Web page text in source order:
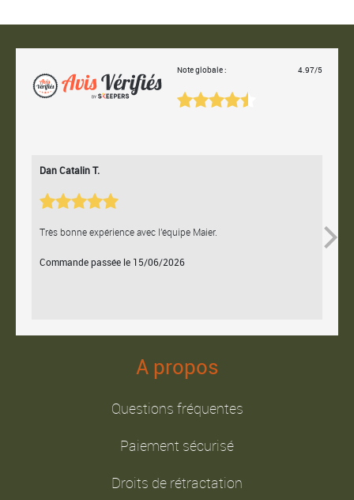
Note globale : 4.97/5
Dan Catalin T.
Très bonne expérience avec l'équipe Maier.
Commande passée le 15/06/2026
A propos
Questions fréquentes
Paiement sécurisé
Droits de rétractation